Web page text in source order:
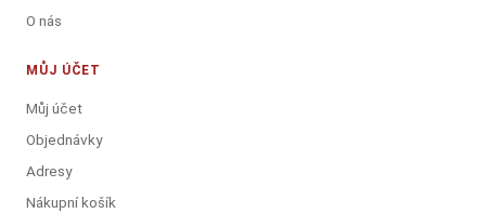
O nás
MŮJ ÚČET
Můj účet
Objednávky
Adresy
Nákupní košík